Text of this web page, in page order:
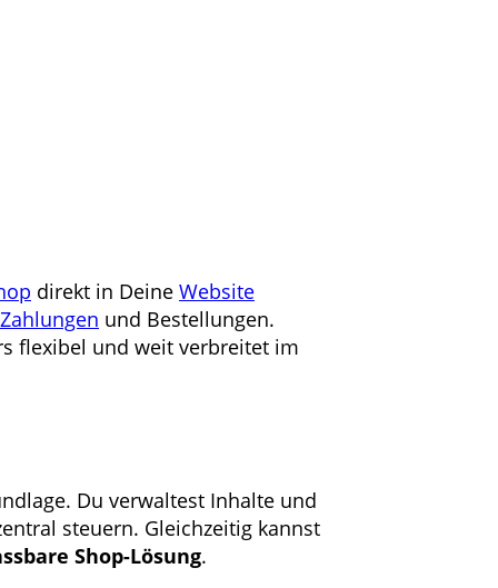
direkt in Deine Website
Zahlungen und Bestellungen.
flexibel und weit verbreitet im
Du verwaltest Inhalte und
steuern. Gleichzeitig kannst
Shop-Lösung.